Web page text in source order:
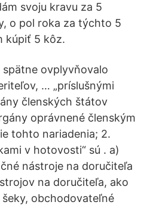
svoju kravu za 5
o pol roka za týchto 5
kúpiť 5 kôz.
spätne ovplyvňovalo
… „príslušnými
členských štátov
oprávnené členským
tohto nariadenia; 2.
v hotovosti“ sú . a)
nástroje na doručiteľa
na doručiteľa, ako
obchodovateľné